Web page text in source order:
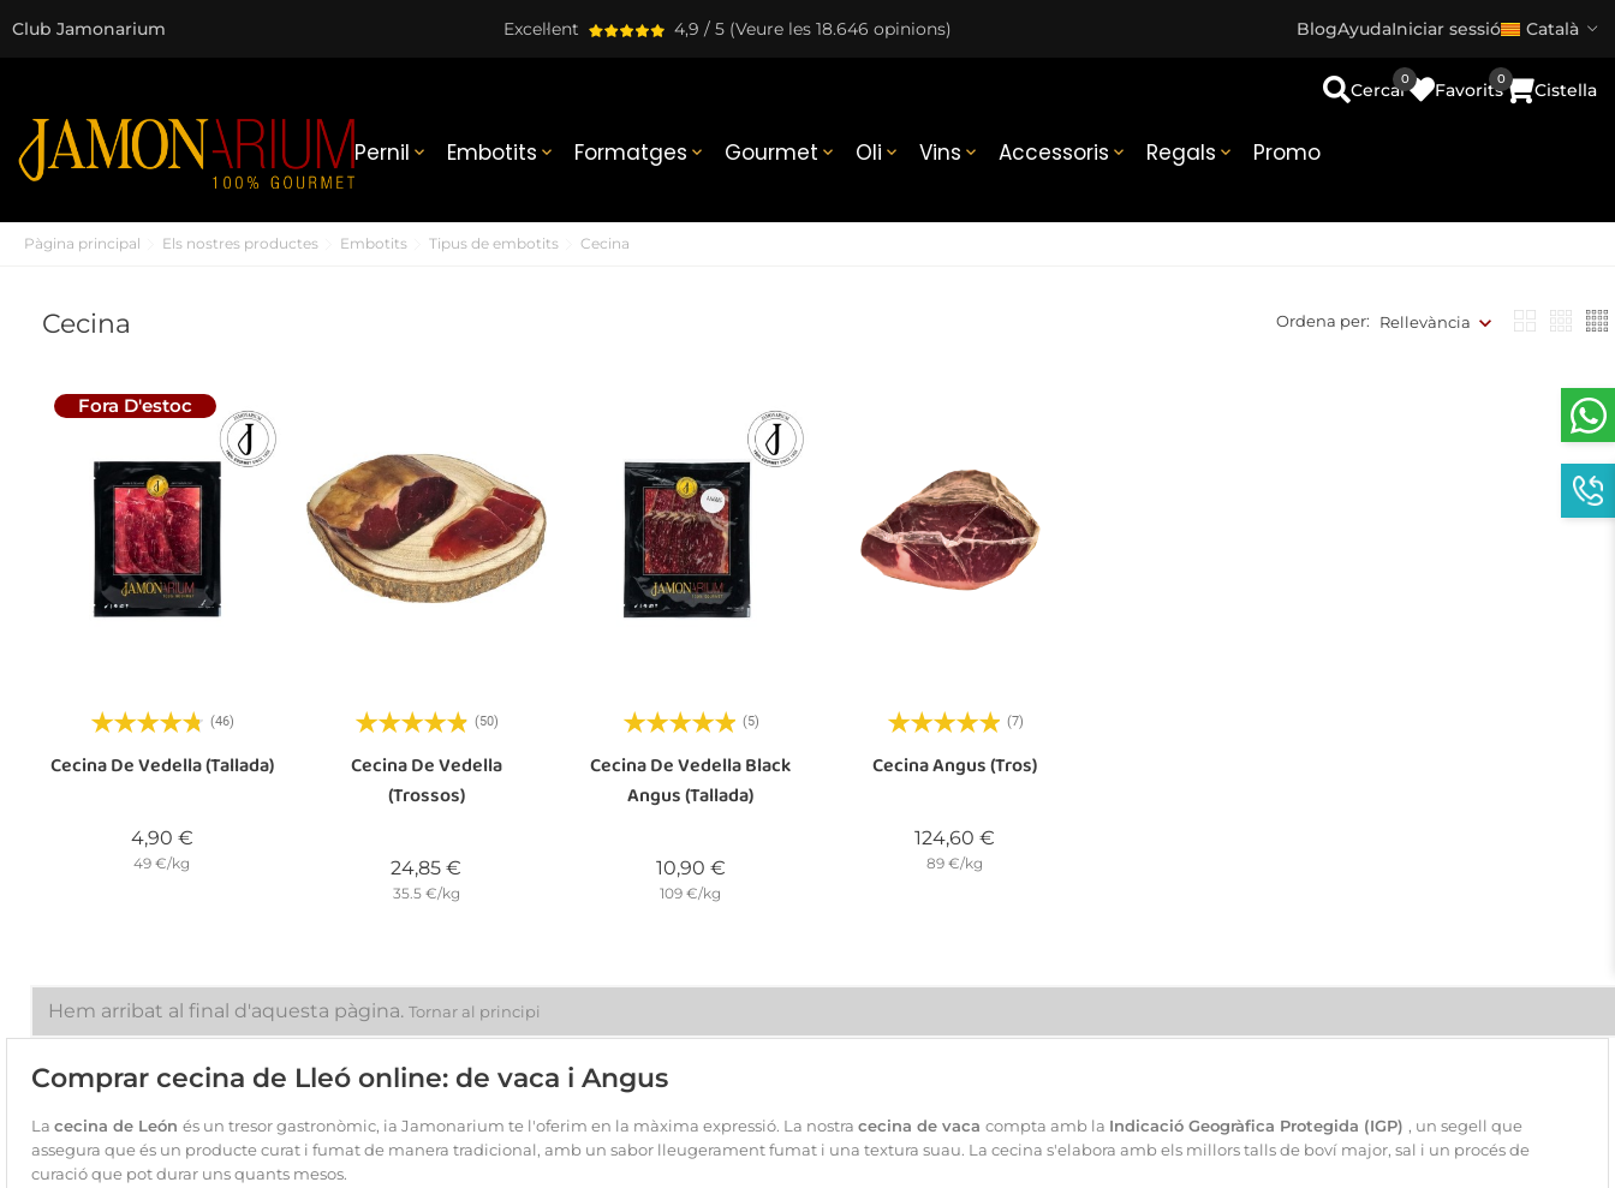
Club Jamonarium Excel·lent 4,9 / 5 (Veure les 18.646 opinions) BlogAyudaIniciar sessió Català
Pernil  Embotits  Formatges  Gourmet  Oli  Vins  Accessoris  Regals  Promo
Cercar Favorits
0
Cistella
0
Pàgina principal Els nostres productes Embotits Tipus de embotits Cecina
Cecina Ordena per: Rellevància
Fora D'estoc
(46)
Cecina De Vedella (tallada)
4,90 €Preu
49 €/kg
(50)
Cecina De Vedella
(trossos)
24,85 €
35.5 €/kg
(5)
Cecina De Vedella Black
Angus (tallada)
10,90 €Preu
109 €/kg
(7)
Cecina Angus (Tros)
124,60 €Preu
89 €/kg
Hem arribat al final d'aquesta pàgina. Tornar al principi
Comprar cecina de Lleó online: de vaca i Angus
La cecina de León és un tresor gastronòmic, ia Jamonarium te l'oferim en la màxima expressió. La nostra cecina de vaca compta amb la Indicació Geogràfica Protegida (IGP) , un segell que
assegura que és un producte curat i fumat de manera tradicional, amb un sabor lleugerament fumat i una textura suau. La cecina s'elabora amb els millors talls de boví major, sal i un procés de
curació que pot durar uns quants mesos.